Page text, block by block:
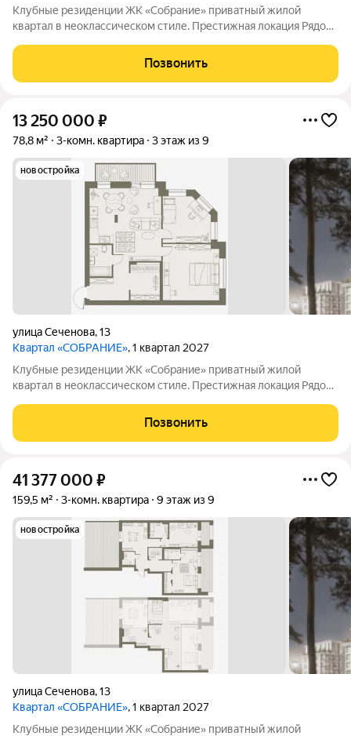
Клубные резиденции ЖК «Собрание» приватный жилой
квартал в неоклассическом стиле. Престижная локация Рядом
города. Неоклассика Современный, элегантных классический
архитектурный стиль. Клубный
Позвонить
13 250 000 ₽
78,8 м² 3-комн. квартира 3 этаж из 9
новостройка
улица Сеченова,13
Квартал «СОБРАНИЕ», 1 квартал 2027
Клубные резиденции ЖК «Собрание» приватный жилой
квартал в неоклассическом стиле. Престижная локация Рядом
города. Неоклассика Современный, элегантных классический
архитектурный стиль. Клубный
Позвонить
41 377 000 ₽
159,5 м² 3-комн. квартира 9 этаж из 9
новостройка
улица Сеченова,13
Квартал «СОБРАНИЕ», 1 квартал 2027
Клубные резиденции ЖК «Собрание» приватный жилой